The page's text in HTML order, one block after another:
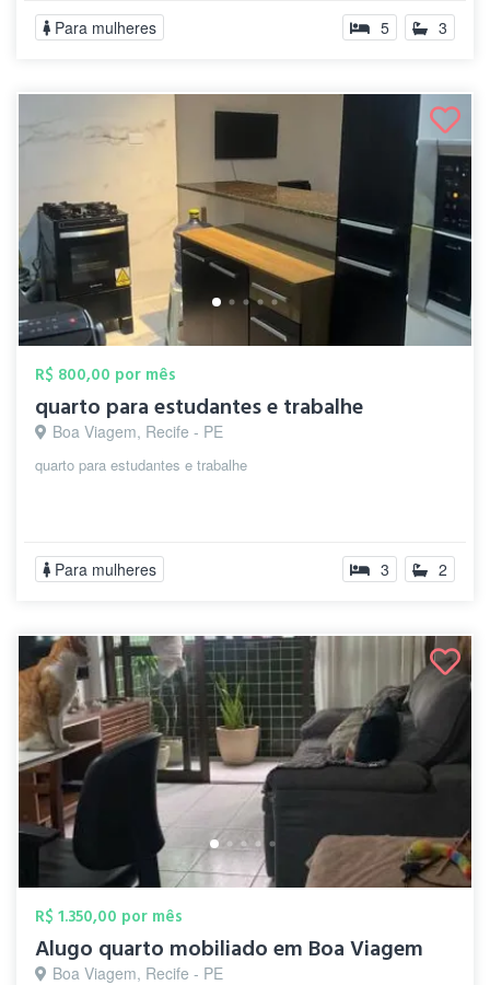
Para mulheres 5 3
R$ 800,00 por mês
quarto para estudantes e trabalhe
Boa Viagem, Recife - PE
quarto para estudantes e trabalhe
Para mulheres 3 2
R$ 1.350,00 por mês
Alugo quarto mobiliado em Boa Viagem
Boa Viagem, Recife - PE